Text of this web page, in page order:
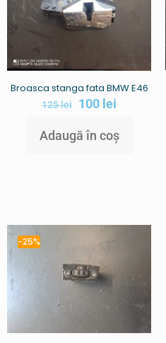
Broasca stanga fata BMW E46
125lei 100 lei
Adaugă în coș
-25%